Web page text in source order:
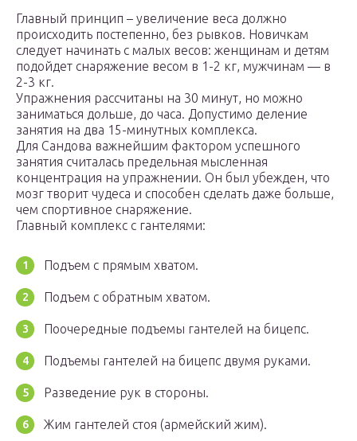
Главный принцип – увеличение веса должно
происходить постепенно, без рывков. Новичкам
следует начинать с малых весов: женщинам и детям
подойдет снаряжение весом в 1-2 кг, мужчинам — в
2-3 кг.
Упражнения рассчитаны на 30 минут, но можно
заниматься дольше, до часа. Допустимо деление
занятия на два 15-минутных комплекса.
Для Сандова важнейшим фактором успешного
занятия считалась предельная мысленная
концентрация на упражнении. Он был убежден, что
мозг творит чудеса и способен сделать даже больше,
чем спортивное снаряжение.
Главный комплекс с гантелями:
Подъем с прямым хватом.
Подъем с обратным хватом.
Поочередные подъемы гантелей на бицепс.
Подъемы гантелей на бицепс двумя руками.
Разведение рук в стороны.
Жим гантелей стоя (армейский жим).